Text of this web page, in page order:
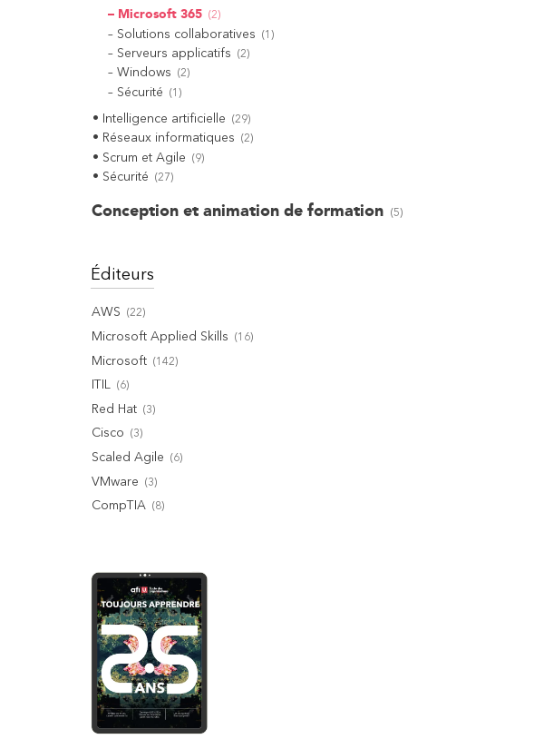
Microsoft 365 (2)
Solutions collaboratives (1 )
Serveurs applicatifs (2)
Windows (2)
Sécurité (1 )
Intelligence artificielle (29)
Réseaux informatiques (2)
Scrum et Agile (9)
Sécurité (27)
Conception et animation de formation (5)
Éditeurs
AWS (22)
Microsoft Applied Skills (16)
Microsoft (142)
ITIL (6)
Red Hat (3)
Cisco (3)
Scaled Agile (6)
VMware (3)
CompTIA (8)